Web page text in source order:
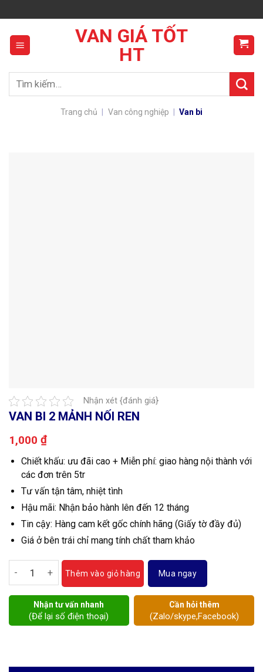
to
content
VAN GIÁ TỐT
HT
Tìm
Trang chủ Van công nghiệp Van bi
Nhận xét {đánh giá}
VAN BI 2 MẢNH NỐI REN
1,000 ₫
Chiết khấu: ưu đãi cao + Miễn phí: giao hàng nội thành với
các đơn trên 5tr
Tư vấn tận tâm, nhiệt tình
Hậu mãi: Nhận bảo hành lên đến 12 tháng
Tin cậy: Hàng cam kết gốc chính hãng (Giấy tờ đầy đủ)
Giá ở bên trái chỉ mang tính chất tham khảo
Thêm vào giỏ hàng Mua ngay
Nhận tư vấn nhanh
(Để lại số điện thoại)
Cần hỏi thêm
(Zalo/skype,Facebook)